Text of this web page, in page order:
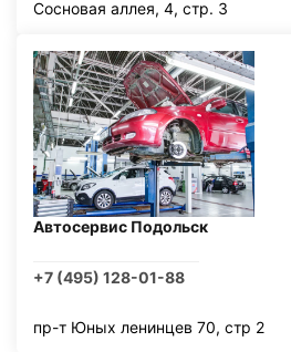
Сосновая аллея, 4, стр. 3
Автосервис Подольск
+7 (495) 128-01-88
пр-т Юных ленинцев 70, стр 2